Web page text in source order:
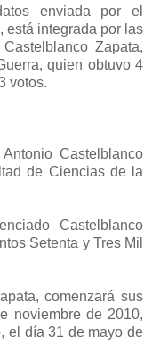
enviada por el
está integrada por las
Zapata,
quien obtuvo 4
votos.
Castelblanco
de Ciencias de la
Castelblanco
Setenta y Tres Mil
comenzará sus
noviembre de 2010,
el día 31 de mayo de